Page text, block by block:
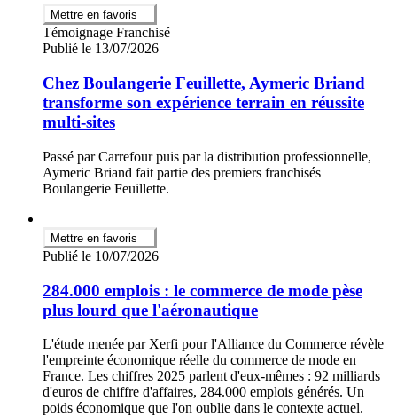
Mettre en favoris
Témoignage Franchisé
Publié le 13/07/2026
Chez Boulangerie Feuillette, Aymeric Briand
transforme son expérience terrain en réussite
multi-sites
Passé par Carrefour puis par la distribution professionnelle,
Aymeric Briand fait partie des premiers franchisés
Boulangerie Feuillette.
Mettre en favoris
Publié le 10/07/2026
284.000 emplois : le commerce de mode pèse
plus lourd que l'aéronautique
L'étude menée par Xerfi pour l'Alliance du Commerce révèle
l'empreinte économique réelle du commerce de mode en
France. Les chiffres 2025 parlent d'eux-mêmes : 92 milliards
d'euros de chiffre d'affaires, 284.000 emplois générés. Un
poids économique que l'on oublie dans le contexte actuel.